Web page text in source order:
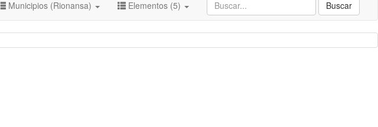
Buscar
Municipios (Rionansa) Elementos (5)